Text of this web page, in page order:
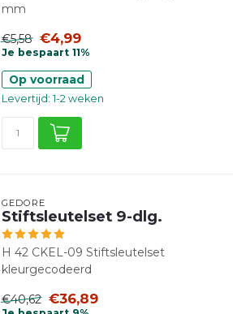
mm
€5,58 €4,99
Je bespaart 11%
Op voorraad
Levertijd: 1-2 weken
GEDORE
Stiftsleutelset 9-dlg.
H 42 CKEL-09 Stiftsleutelset
kleurgecodeerd
€40,62 €36,89